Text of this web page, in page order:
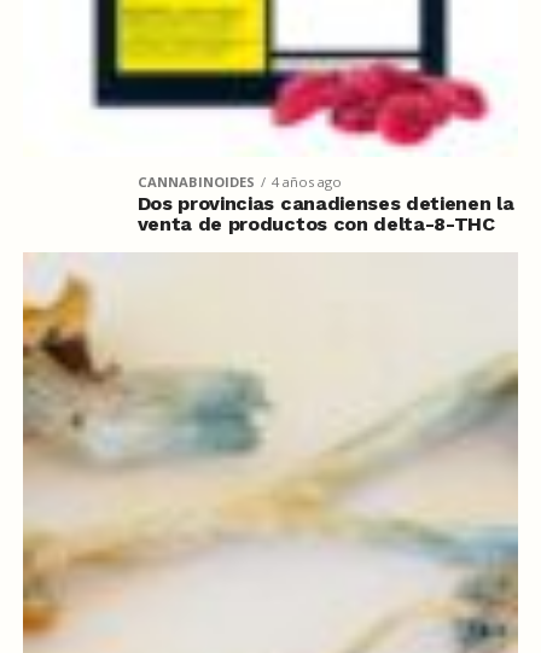
CANNABINOIDES 4 años ago
Dos provincias canadienses detienen la
venta de productos con delta-8-THC